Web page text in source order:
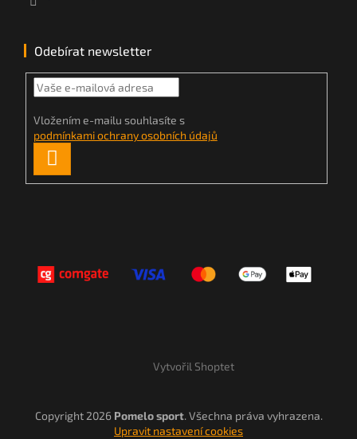
Odebírat newsletter
Vložením e-mailu souhlasíte s
podmínkami ochrany osobních údajů
SE
Vytvořil Shoptet
Copyright 2026 Pomelo sport. Všechna práva vyhrazena.
Upravit nastavení cookies